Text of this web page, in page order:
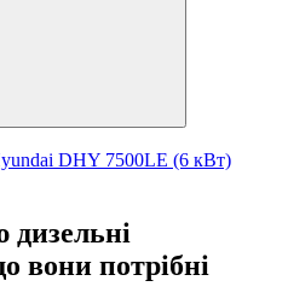
DHY 7500LE (6 кВт)
вони потрібні